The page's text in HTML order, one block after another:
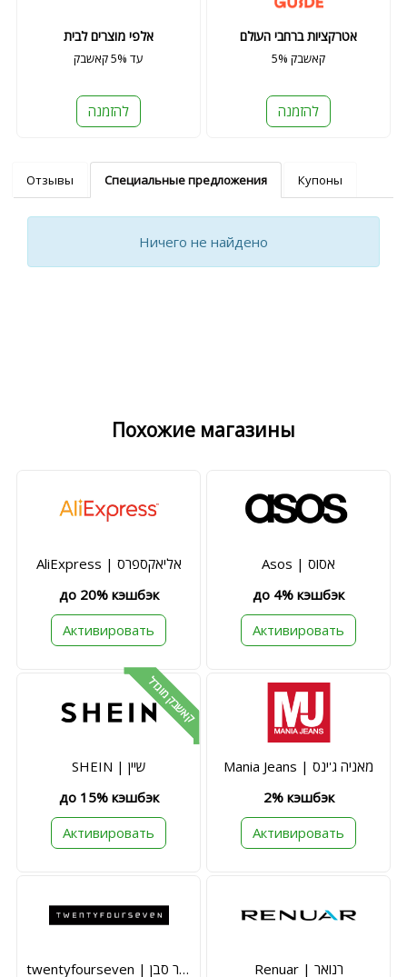
אלפי מוצרים לבית
עד 5% קאשבק
להזמנה
אטרקציות ברחבי העולם
5% קאשבק
להזמנה
Отзывы Специальные предложения Купоны
Ничего не найдено
Похожие магазины
AliExpress | אליאקספרס
до 20% кэшбэк
Активировать
Asos | אסוס
до 4% кэшбэк
Активировать
קאשבק מוגדל
SHEIN | שיין
до 15% кэшбэк
Активировать
Mania Jeans | מאניה ג'ינס
2% кэшбэк
Активировать
twentyfourseven | טוונטי פור סבן
Renuar | רנואר